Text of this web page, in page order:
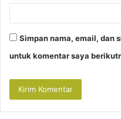
Simpan nama, email, dan
untuk komentar saya